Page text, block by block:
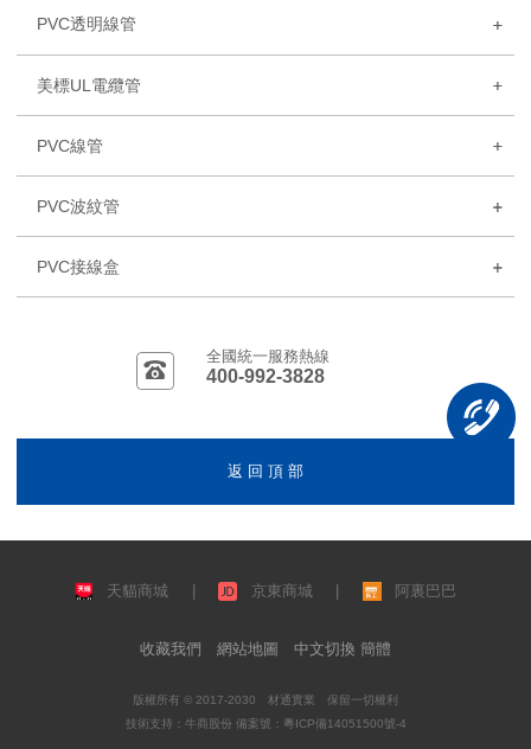
PVC透明線管
美標UL電纜管
PVC線管
PVC波紋管
PVC接線盒
全國統一服務熱線
400-992-3828
返 回 頂 部
天貓商城 京東商城 阿裏巴巴
收藏我們 網站地圖 中文切換 簡體
版權所有 © 2017-2030 材通實業 保留一切權利
技術支持： 牛商股份 備案號： 粵ICP備14051500號-4